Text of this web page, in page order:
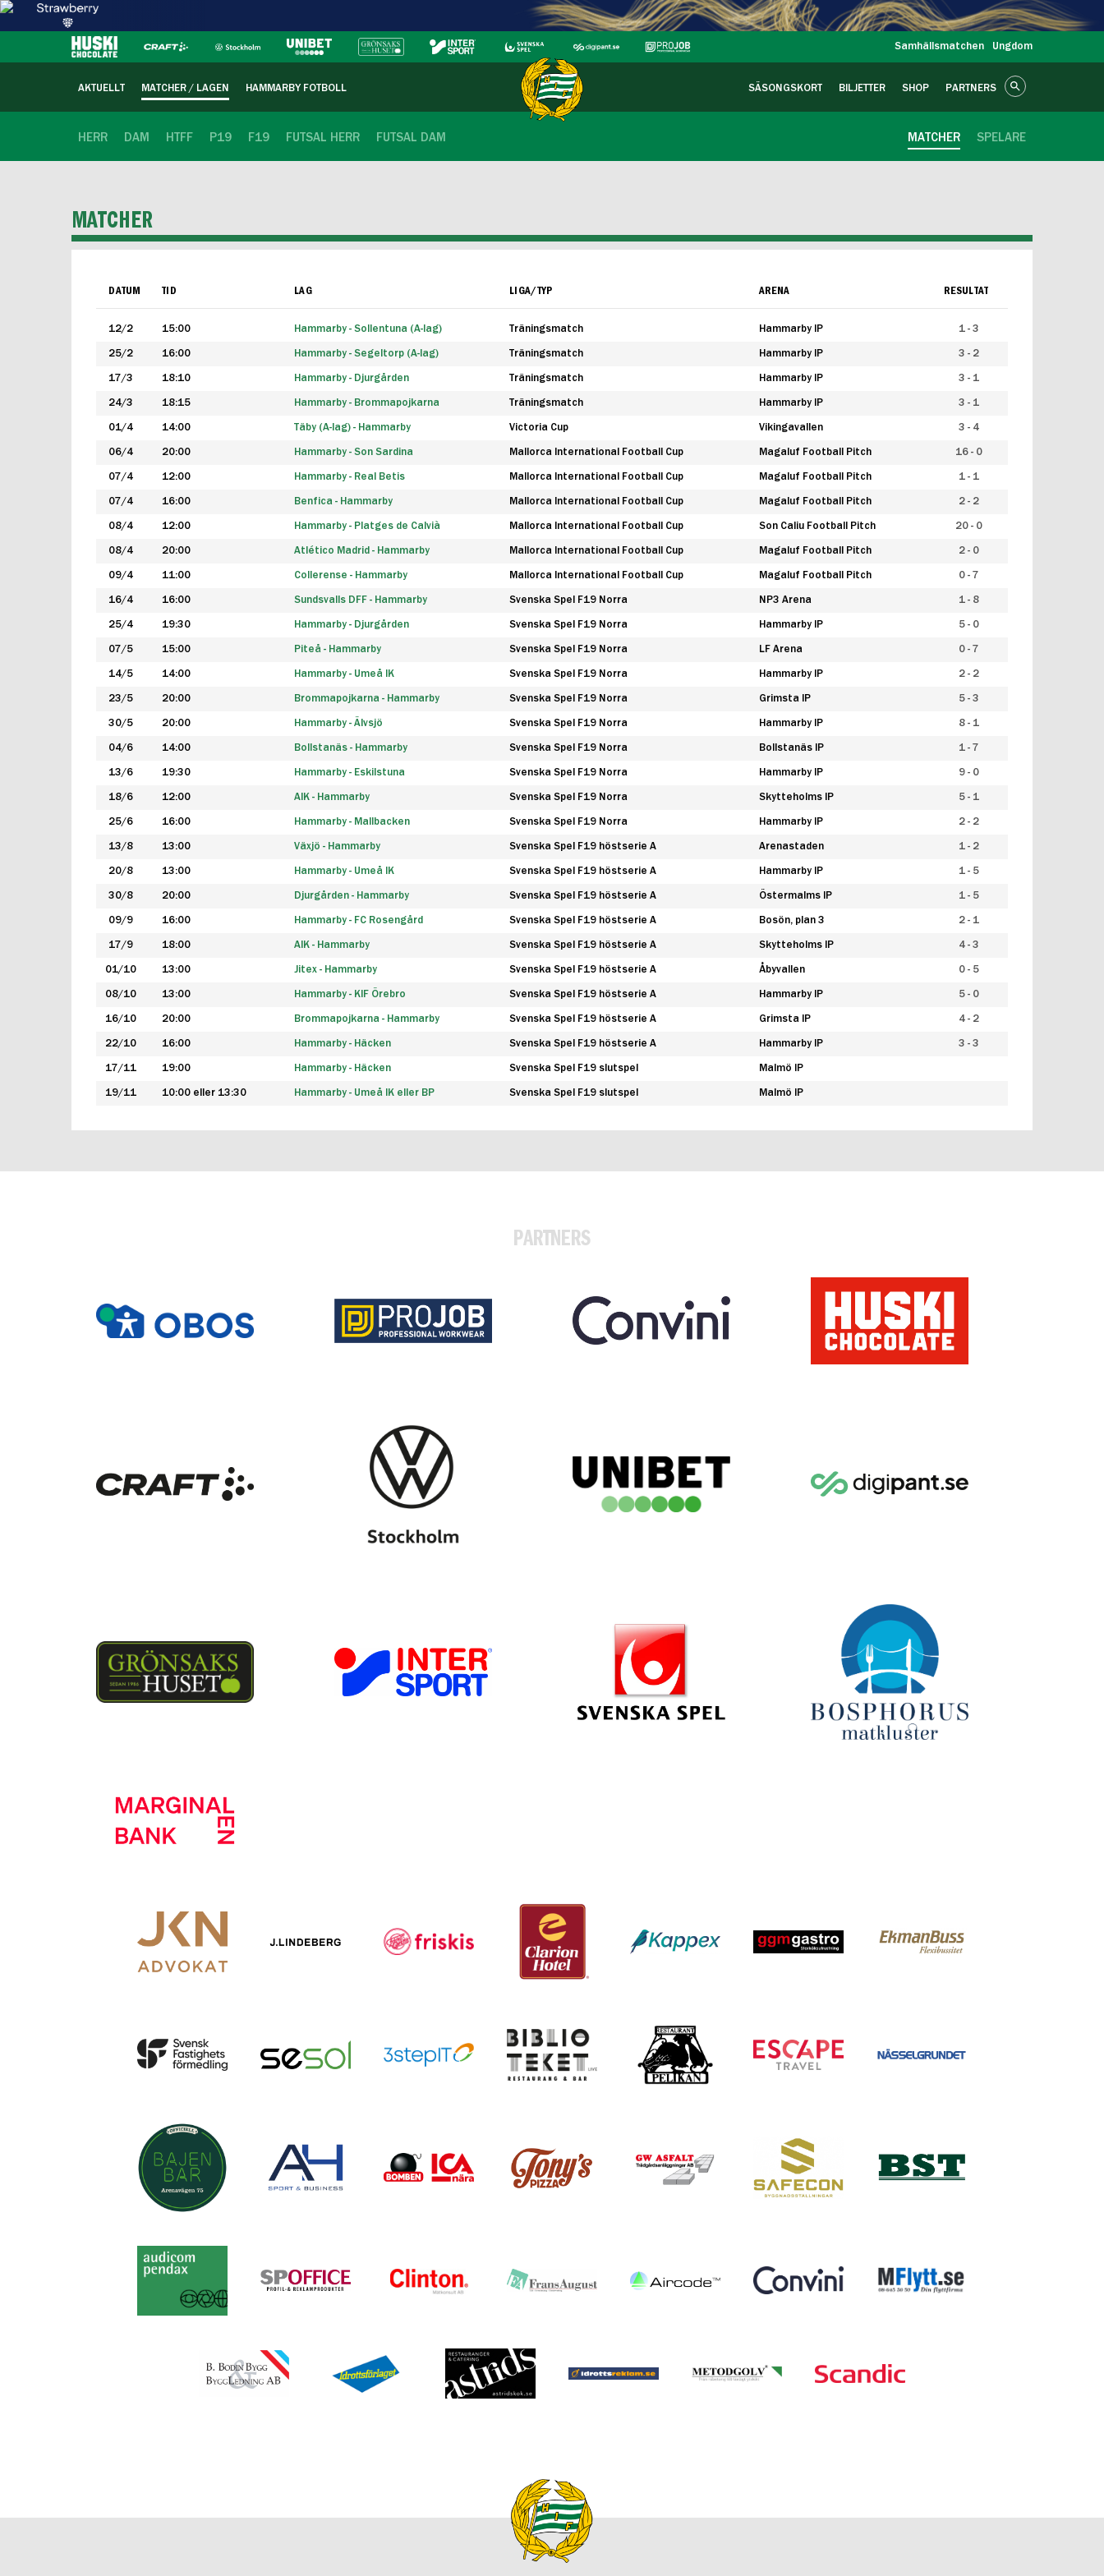
Samhällsmatchen Ungdom
AKTUELLT MATCHER / LAGEN HAMMARBY FOTBOLL SÄSONGSKORT BILJETTER SHOP PARTNERS
HERR DAM HTFF P19 F19 FUTSAL HERR FUTSAL DAM SPELARE
MATCHER
MATCHER
DATUM TID LAG LIGA/TYP ARENA RESULTAT
12/2 15:00 Hammarby - Sollentuna (A-lag) Träningsmatch Hammarby IP 1 - 3
25/2 16:00 Hammarby - Segeltorp (A-lag) Träningsmatch Hammarby IP 3 - 2
17/3 18:10 Hammarby - Djurgården Träningsmatch Hammarby IP 3 - 1
24/3 18:15 Hammarby - Brommapojkarna Träningsmatch Hammarby IP 3 - 1
01/4 14:00 Täby (A-lag) - Hammarby Victoria Cup Vikingavallen 3 - 4
06/4 20:00 Hammarby - Son Sardina Mallorca International Football Cup Magaluf Football Pitch 16 - 0
07/4 12:00 Hammarby - Real Betis Mallorca International Football Cup Magaluf Football Pitch 1 - 1
07/4 16:00 Benfica - Hammarby Mallorca International Football Cup Magaluf Football Pitch 2 - 2
08/4 12:00 Hammarby - Platges de Calvià Mallorca International Football Cup Son Caliu Football Pitch 20 - 0
08/4 20:00 Atlético Madrid - Hammarby Mallorca International Football Cup Magaluf Football Pitch 2 - 0
09/4 11:00 Collerense - Hammarby Mallorca International Football Cup Magaluf Football Pitch 0 - 7
16/4 16:00 Sundsvalls DFF - Hammarby Svenska Spel F19 Norra NP3 Arena 1 - 8
25/4 19:30 Hammarby - Djurgården Svenska Spel F19 Norra Hammarby IP 5 - 0
07/5 15:00 Piteå - Hammarby Svenska Spel F19 Norra LF Arena 0 - 7
14/5 14:00 Hammarby - Umeå IK Svenska Spel F19 Norra Hammarby IP 2 - 2
23/5 20:00 Brommapojkarna - Hammarby Svenska Spel F19 Norra Grimsta IP 5 - 3
30/5 20:00 Hammarby - Älvsjö Svenska Spel F19 Norra Hammarby IP 8 - 1
04/6 14:00 Bollstanäs - Hammarby Svenska Spel F19 Norra Bollstanäs IP 1 - 7
13/6 19:30 Hammarby - Eskilstuna Svenska Spel F19 Norra Hammarby IP 9 - 0
18/6 12:00 AIK - Hammarby Svenska Spel F19 Norra Skytteholms IP 5 - 1
25/6 16:00 Hammarby - Mallbacken Svenska Spel F19 Norra Hammarby IP 2 - 2
13/8 13:00 Växjö - Hammarby Svenska Spel F19 höstserie A Arenastaden 1 - 2
20/8 13:00 Hammarby - Umeå IK Svenska Spel F19 höstserie A Hammarby IP 1 - 5
30/8 20:00 Djurgården - Hammarby Svenska Spel F19 höstserie A Östermalms IP 1 - 5
09/9 16:00 Hammarby - FC Rosengård Svenska Spel F19 höstserie A Bosön, plan 3 2 - 1
17/9 18:00 AIK - Hammarby Svenska Spel F19 höstserie A Skytteholms IP 4 - 3
01/10 13:00 Jitex - Hammarby Svenska Spel F19 höstserie A Åbyvallen 0 - 5
08/10 13:00 Hammarby - KIF Örebro Svenska Spel F19 höstserie A Hammarby IP 5 - 0
16/10 20:00 Brommapojkarna - Hammarby Svenska Spel F19 höstserie A Grimsta IP 4 - 2
22/10 16:00 Hammarby - Häcken Svenska Spel F19 höstserie A Hammarby IP 3 - 3
17/11 19:00 Hammarby - Häcken Svenska Spel F19 slutspel Malmö IP
19/11 10:00 eller 13:30 Hammarby - Umeå IK eller BP Svenska Spel F19 slutspel Malmö IP
PARTNERS